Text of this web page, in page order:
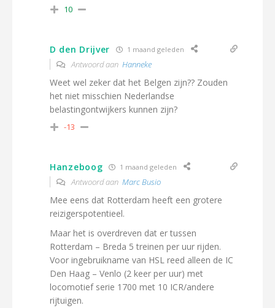
10
D den Drijver 1 maand geleden
Antwoord aan Hanneke
Weet wel zeker dat het Belgen zijn?? Zouden
het niet misschien Nederlandse
belastingontwijkers kunnen zijn?
-13
Hanzeboog 1 maand geleden
Antwoord aan Marc Busio
Mee eens dat Rotterdam heeft een grotere
reizigerspotentieel.
Maar het is overdreven dat er tussen
Rotterdam – Breda 5 treinen per uur rijden.
Voor ingebruikname van HSL reed alleen de IC
Den Haag – Venlo (2 keer per uur) met
locomotief serie 1700 met 10 ICR/andere
rijtuigen.